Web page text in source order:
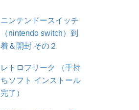
ニンテンドースイッチ
（nintendo switch）到
着＆開封 その２
レトロフリーク （手持
ちソフト インストール
完了）